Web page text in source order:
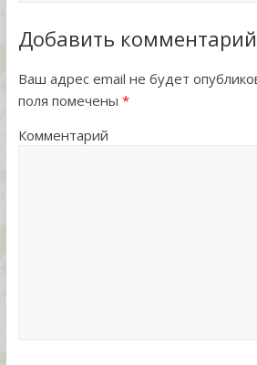
Добавить комментарий
Ваш адрес email не будет
поля помечены *
Комментарий